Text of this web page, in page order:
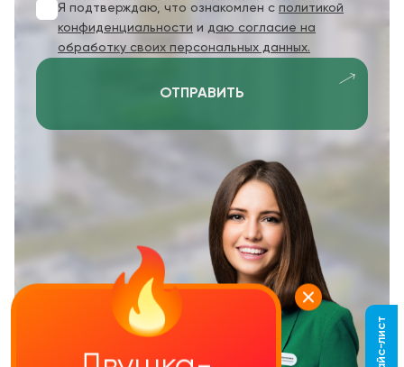
Я подтверждаю, что ознакомлен с политикой
конфиденциальности и даю согласие на
обработку своих персональных данных.
ОТПРАВИТЬ